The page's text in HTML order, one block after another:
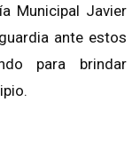
Municipal Javier
ante estos
para brindar